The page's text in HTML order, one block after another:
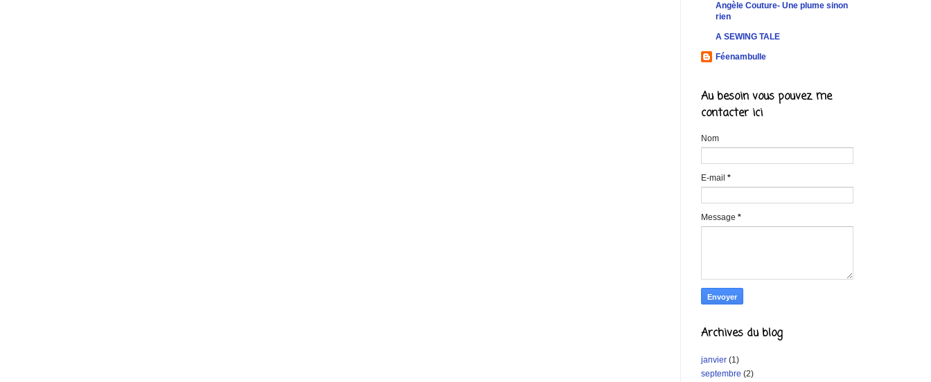
Angèle Couture- Une plume sinon
rien
A SEWING TALE
Féenambulle
Au besoin vous pouvez me
contacter ici
Nom
E-mail *
Message *
Archives du blog
janvier (1)
septembre (2)